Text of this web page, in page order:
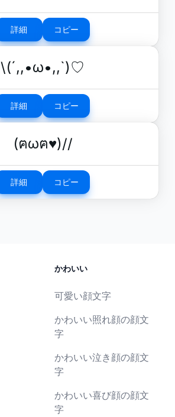
詳細 コピー
\(´,,•ω•,,`)♡
詳細 コピー
(ฅωฅ♥)//
詳細 コピー
かわいい
可愛い顔文字
かわいい照れ顔の顔文
字
かわいい泣き顔の顔文
字
かわいい喜び顔の顔文
字